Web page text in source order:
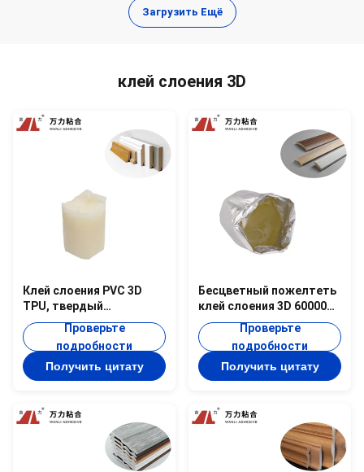
Загрузить Ещё
клей слоения 3D
Клей слоения PVC 3D
TPU, твердый
полиуретан горячий
плавит клей PUR-
UH128.1S
Проверьте
подробности
Получить цитату
Бесцветный пожелтеть
клей слоения 3D 60000
Cps PUR горячих плавят
слипчивое PUR-UH168.0
Проверьте
подробности
Получить цитату